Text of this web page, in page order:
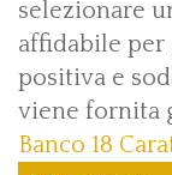
selezionare
affidabile per
positiva e
viene fornita
Banco 18